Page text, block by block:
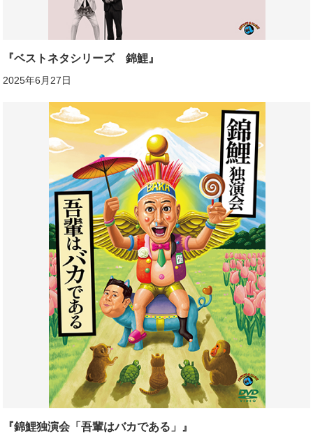
『ベストネタシリーズ 錦鯉』
2025年6月27日
『錦鯉独演会「吾輩はバカである」』